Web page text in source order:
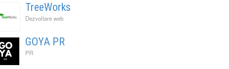
TreeWorks
Dezvoltare web
GOYA PR
PR